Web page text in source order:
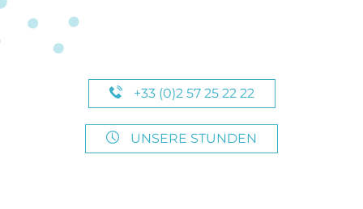
+33 (0)2 57 25 22 22
UNSERE STUNDEN